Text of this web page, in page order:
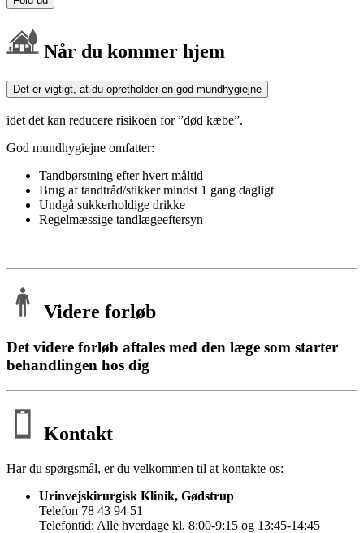
Når du kommer hjem
Det er vigtigt, at du opretholder en god mundhygiejne
idet det kan reducere risikoen for ”død kæbe”.
God mundhygiejne omfatter:
Tandbørstning efter hvert måltid
Brug af tandtråd/stikker mindst 1 gang dagligt
Undgå sukkerholdige drikke
Regelmæssige tandlægeeftersyn
Videre forløb
Det videre forløb aftales med den læge som starter
behandlingen hos dig
Kontakt
Har du spørgsmål, er du velkommen til at kontakte os:
Urinvejskirurgisk Klinik, Gødstrup
Telefon 78 43 94 51
Telefontid: Alle hverdage kl. 8:00-9:15 og 13:45-14:45